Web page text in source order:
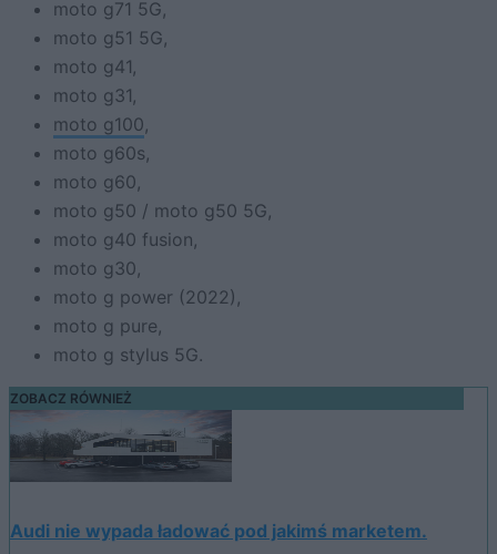
moto g71 5G,
moto g51 5G,
moto g41,
moto g31,
moto g100,
moto g60s,
moto g60,
moto g50 / moto g50 5G,
moto g40 fusion,
moto g30,
moto g power (2022),
moto g pure,
moto g stylus 5G.
ZOBACZ RÓWNIEŻ
Audi nie wypada ładować pod jakimś marketem.